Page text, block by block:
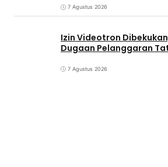
7 Agustus 2026
Izin Videotron
Dugaan Pelanggaran
7 Agustus 2026